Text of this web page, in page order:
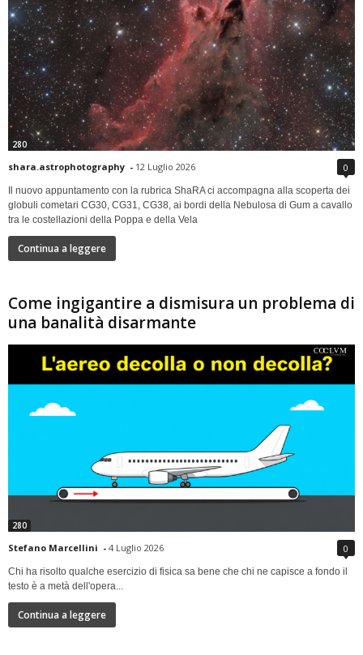
280
shara.astrophotography - 12 Luglio 2026 0
Il nuovo appuntamento con la rubrica ShaRA ci accompagna alla scoperta dei
globuli cometari CG30, CG31, CG38, ai bordi della Nebulosa di Gum a cavallo
tra le costellazioni della Poppa e della Vela
Continua a leggere
Come ingigantire a dismisura un problema di
una banalità disarmante
280
Stefano Marcellini - 4 Luglio 2026 0
Chi ha risolto qualche esercizio di fisica sa bene che chi ne capisce a fondo il
testo è a metà dell'opera...
Continua a leggere